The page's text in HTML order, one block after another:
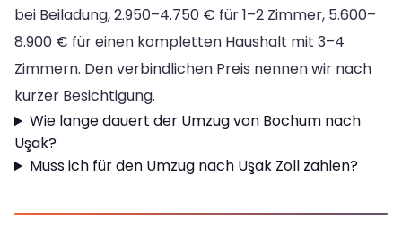
bei Beiladung, 2.950–4.750 € für 1–2 Zimmer, 5.600–
8.900 € für einen kompletten Haushalt mit 3–4
Zimmern. Den verbindlichen Preis nennen wir nach
kurzer Besichtigung.
Wie lange dauert der Umzug von Bochum nach
Uşak?
Muss ich für den Umzug nach Uşak Zoll zahlen?